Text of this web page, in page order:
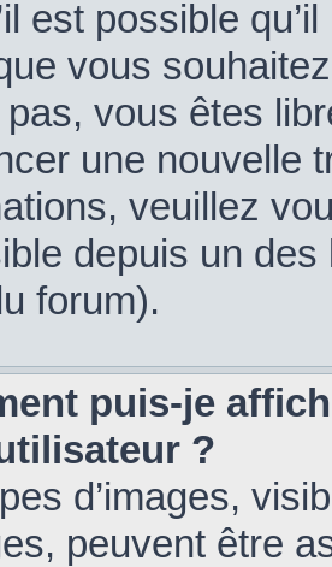
est possible
vous
pas, vous êtes
une nouvelle
veuillez
depuis un
forum).
puis-je
?
d’images,
peuvent être